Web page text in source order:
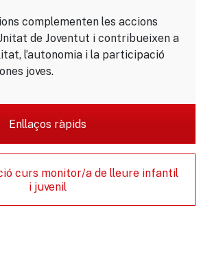
complementen les accions
de Joventut i contribueixen a
l’autonomia i la participació
joves.
Enllaços ràpids
curs monitor/a de lleure infantil
i juvenil